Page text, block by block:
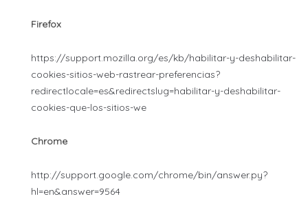
Firefox
https://support.mozilla.org/es/kb/habilitar-y-deshabilitar-
cookies-sitios-web-rastrear-preferencias?
redirectlocale=es&redirectslug=habilitar-y-deshabilitar-
cookies-que-los-sitios-we
Chrome
http://support.google.com/chrome/bin/answer.py?
hl=en&answer=9564